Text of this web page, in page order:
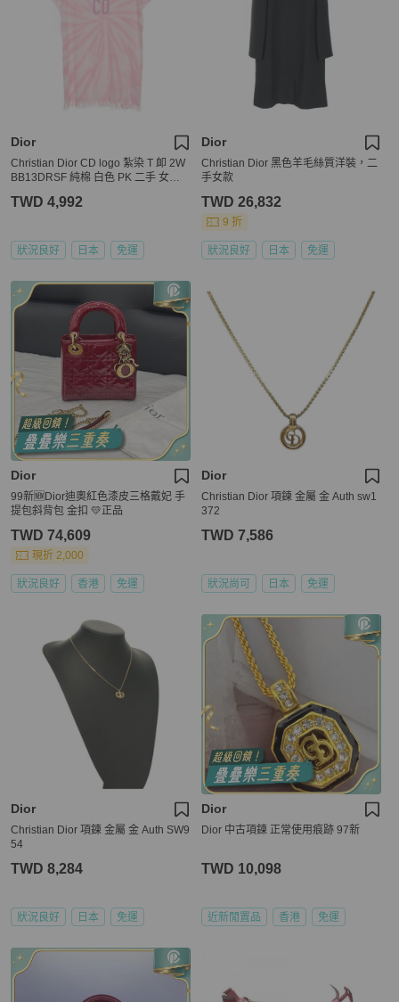
Dior
Christian Dior CD logo 紮染 T 卹 2W
BB13DRSF 純棉 白色 PK 二手 女款 #
TWD 4,992
狀況良好 日本 免運
Dior
Christian Dior 黑色羊毛絲質洋裝，二
手女款
TWD 26,832
9 折
狀況良好 日本 免運
Dior
99新🆕Dior迪奧紅色漆皮三格戴妃 手
提包斜背包 金扣 💛正品
TWD 74,609
現折 2,000
狀況良好 香港 免運
Dior
Christian Dior 項鍊 金屬 金 Auth sw1
372
TWD 7,586
狀況尚可 日本 免運
Dior
Christian Dior 項鍊 金屬 金 Auth SW9
54
TWD 8,284
狀況良好 日本 免運
Dior
Dior 中古項鍊 正常使用痕跡 97新
TWD 10,098
近新閒置品 香港 免運